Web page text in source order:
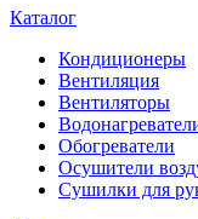
Каталог
Кондиционеры
Вентиляция
Вентиляторы
Обогреватели
Осушители
Сушилки для